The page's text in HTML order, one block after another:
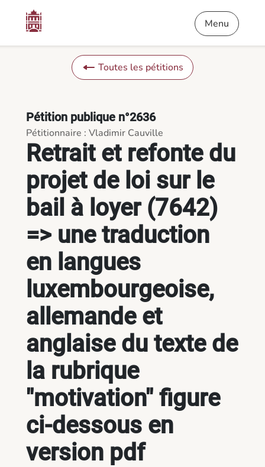
Retrait et refonte du projet de loi sur le bail à loyer (7642)
Menu
Toutes les pétitions
Retrait et refonte du
projet de loi sur le
bail à loyer (7642)
=> une traduction
en langues
luxembourgeoise,
allemande et
anglaise du texte de
la rubrique
"motivation" figure
ci-dessous en
version pdf
Pétition publique n°2636
Pétitionnaire : Vladimir Cauville